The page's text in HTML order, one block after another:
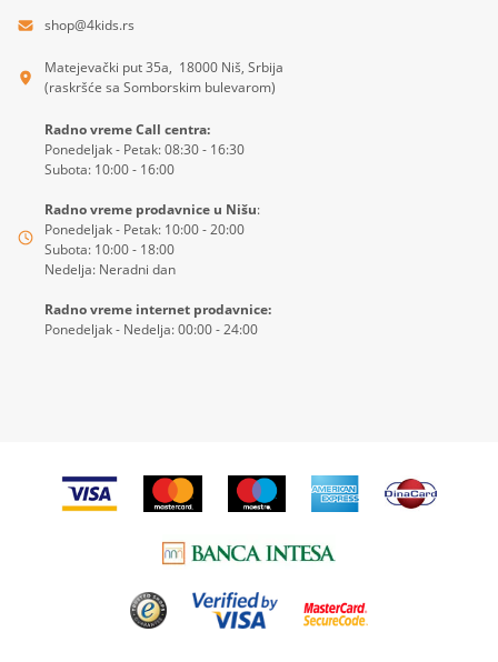
shop@4kids.rs
Matejevački put 35a, 18000 Niš, Srbija
(raskršće sa Somborskim bulevarom)
Radno vreme Call centra:
Ponedeljak - Petak: 08:30 - 16:30
Subota: 10:00 - 16:00
Radno vreme prodavnice u Nišu:
Ponedeljak - Petak: 10:00 - 20:00
Subota: 10:00 - 18:00
Nedelja: Neradni dan
Radno vreme internet prodavnice:
Ponedeljak - Nedelja: 00:00 - 24:00